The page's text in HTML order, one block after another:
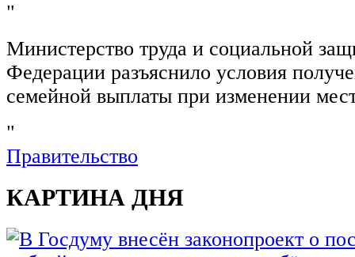
"
Министерство труда и социальной
Федерации разъяснило условия
семейной выплаты при изменении
"
Правительство
КАРТИНА ДНЯ